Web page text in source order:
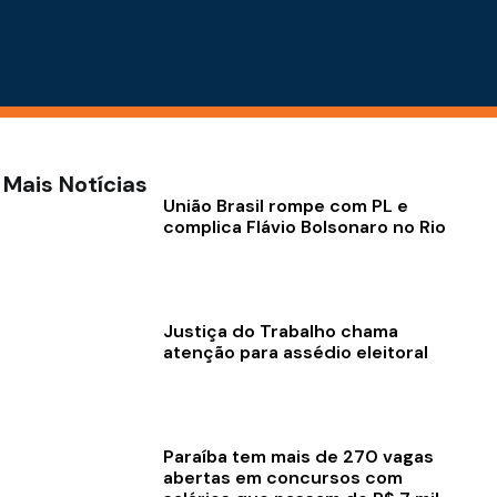
Mais Notícias
União Brasil rompe com PL e
complica Flávio Bolsonaro no Rio
Justiça do Trabalho chama
atenção para assédio eleitoral
Paraíba tem mais de 270 vagas
abertas em concursos com